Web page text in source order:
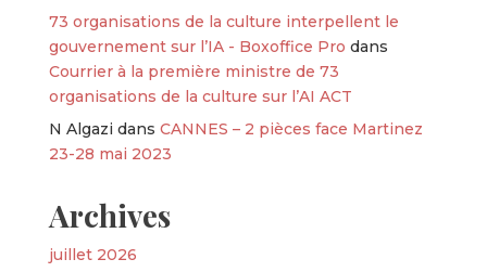
73 organisations de la culture interpellent le
gouvernement sur l’IA - Boxoffice Pro dans
Courrier à la première ministre de 73
organisations de la culture sur l’AI ACT
N Algazi dans CANNES – 2 pièces face Martinez
23-28 mai 2023
Archives
juillet 2026